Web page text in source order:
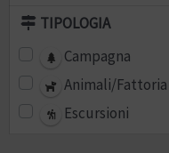
TIPOLOGIA
Campagna
Animali/Fattoria
Escursioni